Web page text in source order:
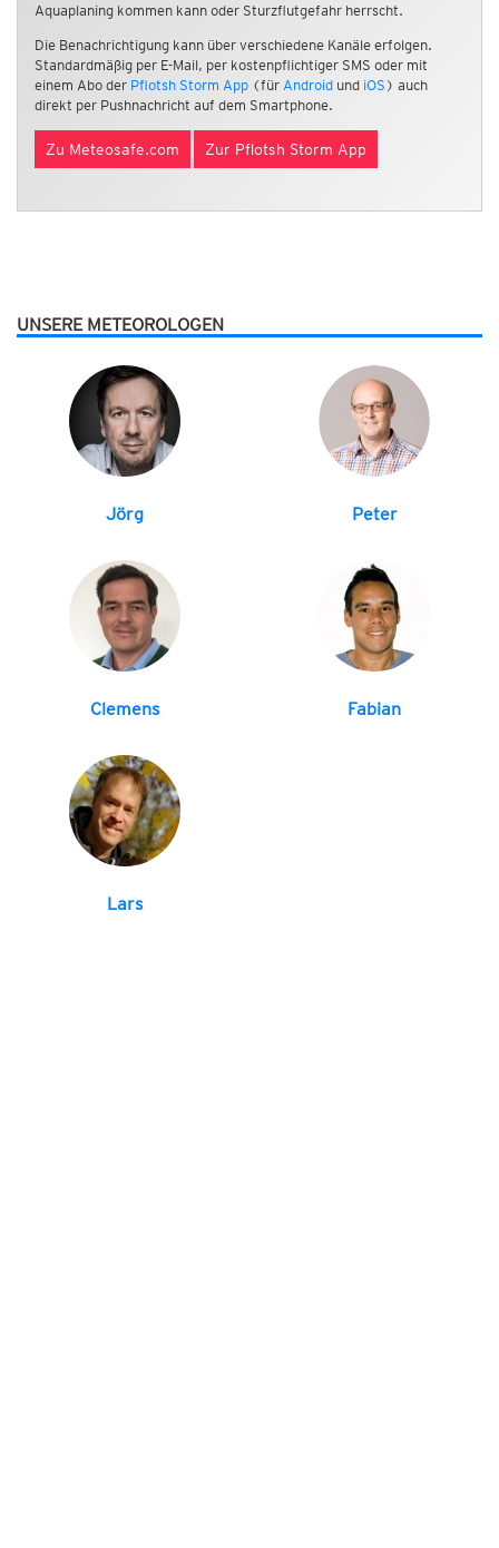
Aquaplaning kommen kann oder Sturzflutgefahr herrscht.
Die Benachrichtigung kann über verschiedene Kanäle erfolgen.
Standardmäßig per E-Mail, per kostenpflichtiger SMS oder mit
einem Abo der Pflotsh Storm App (für Android und iOS ) auch
direkt per Pushnachricht auf dem Smartphone.
Zu Meteosafe.com Zur Pflotsh Storm App
UNSERE METEOROLOGEN
Jörg Peter
Clemens Fabian
Lars